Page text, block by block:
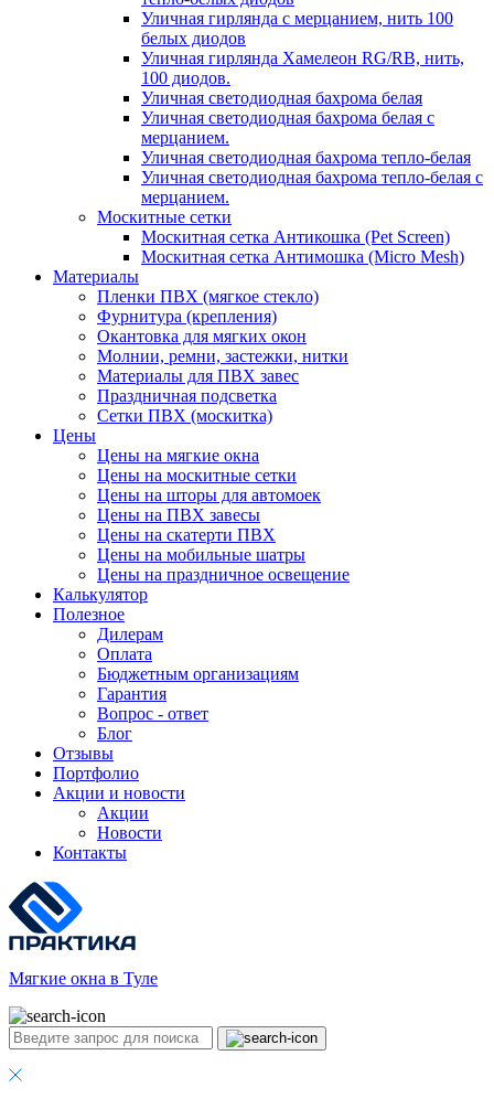
Уличная гирлянда с мерцанием, нить 100
белых диодов
Уличная гирлянда Хамелеон RG/RB, нить,
100 диодов.
Уличная светодиодная бахрома белая
Уличная светодиодная бахрома белая с
мерцанием.
Уличная светодиодная бахрома тепло-белая
Уличная светодиодная бахрома тепло-белая с
мерцанием.
Москитные сетки
Москитная сетка Антикошка (Pet Screen)
Москитная сетка Антимошка (Micro Mesh)
Материалы
Пленки ПВХ (мягкое стекло)
Фурнитура (крепления)
Окантовка для мягких окон
Молнии, ремни, застежки, нитки
Материалы для ПВХ завес
Праздничная подсветка
Сетки ПВХ (москитка)
Цены
Цены на мягкие окна
Цены на москитные сетки
Цены на шторы для автомоек
Цены на ПВХ завесы
Цены на скатерти ПВХ
Цены на мобильные шатры
Цены на праздничное освещение
Калькулятор
Полезное
Дилерам
Оплата
Бюджетным организациям
Гарантия
Вопрос - ответ
Блог
Отзывы
Портфолио
Акции и новости
Акции
Новости
Контакты
Мягкие окна в Туле